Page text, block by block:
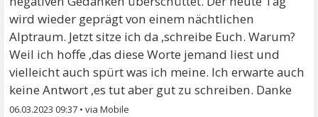
wird wieder geprägt von einem nächtlichen
Alptraum. Jetzt sitze ich da ,schreibe Euch. Warum?
Weil ich hoffe ,das diese Worte jemand liest und
vielleicht auch spürt was ich meine. Ich erwarte auch
keine Antwort ,es tut aber gut zu schreiben. Danke
06.03.2023 09:37 •